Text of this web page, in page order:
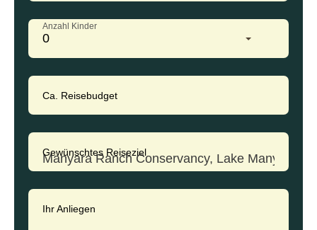
Anzahl Kinder
0
Ca. Reisebudget
Gewünschtes Reiseziel
Ihr Anliegen